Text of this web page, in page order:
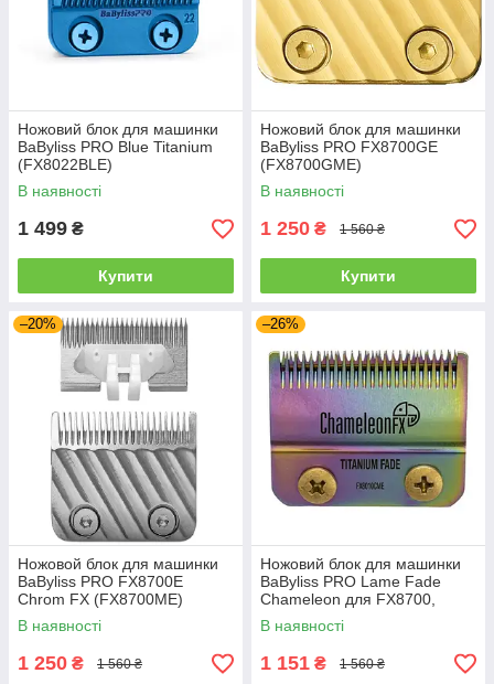
Ножовий блок для машинки
BaByliss PRO Blue Titanium
(FX8022BLE)
В наявності
1 499 ₴
Купити
Ножовий блок для машинки
BaByliss PRO FX8700GE
(FX8700GME)
В наявності
1 250 ₴ 1 560 ₴
Купити
–20%
Ножовой блок для машинки
BaByliss PRO FX8700E
Chrom FX (FX8700ME)
В наявності
1 250 ₴ 1 560 ₴
–26%
Ножовий блок для машинки
BaByliss PRO Lame Fade
Chameleon для FX8700,
FX825E (FX8010CME)
В наявності
1 151 ₴ 1 560 ₴